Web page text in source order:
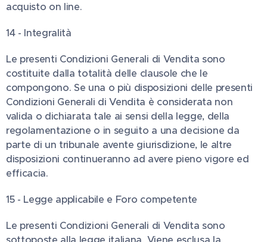
acquisto on line.
14 - Integralità
Le presenti Condizioni Generali di Vendita sono
costituite dalla totalità delle clausole che le
compongono. Se una o più disposizioni delle presenti
Condizioni Generali di Vendita è considerata non
valida o dichiarata tale ai sensi della legge, della
regolamentazione o in seguito a una decisione da
parte di un tribunale avente giurisdizione, le altre
disposizioni continueranno ad avere pieno vigore ed
efficacia.
15 - Legge applicabile e Foro competente
Le presenti Condizioni Generali di Vendita sono